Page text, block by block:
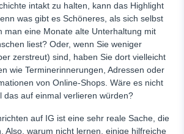
intakt zu halten, kann das Highlight
was gibt es Schöneres, als sich selbst
man eine Monate alte Unterhaltung mit
liest? Oder, wenn Sie weniger
zerstreut) sind, haben Sie dort vielleicht
wie Terminerinnerungen, Adressen oder
von Online-Shops. Wäre es nicht
das auf einmal verlieren würden?
auf IG ist eine sehr reale Sache, die
Also, warum nicht lernen, einige hilfreiche